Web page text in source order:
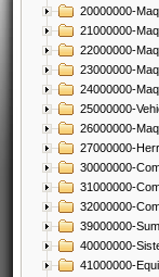
20000000-
21000000-
22000000-
23000000-
24000000-
25000000-
26000000-
27000000-
30000000-
31000000-
32000000-
39000000-
40000000-
41000000-